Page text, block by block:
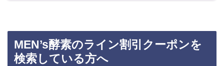
MEN’s酵素のライン割引クーポンを
検索している方へ